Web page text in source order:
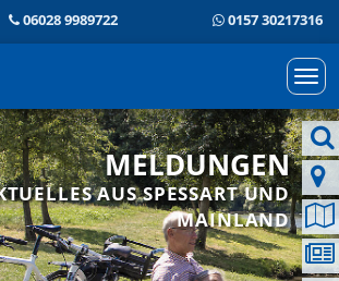
06028 9989722 0157 30217316
MELDUNGEN
AUS SPESSART UND
MAINLAND